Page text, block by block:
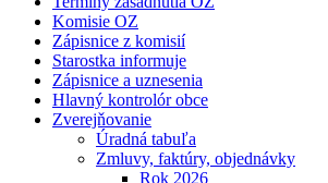
Komisie OZ
Zápisnice z komisií
Starostka informuje
Zápisnice a uznesenia
Hlavný kontrolór obce
Zverejňovanie
Úradná tabuľa
Zmluvy, faktúry, objednávky
Rok 2026